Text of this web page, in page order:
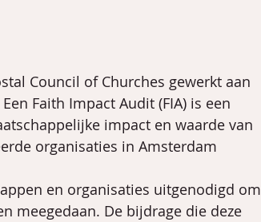
Council of Churches gewerkt aan
Faith Impact Audit (FIA) is een
impact en waarde van
organisaties in Amsterdam
en organisaties uitgenodigd om
meegedaan. De bijdrage die deze